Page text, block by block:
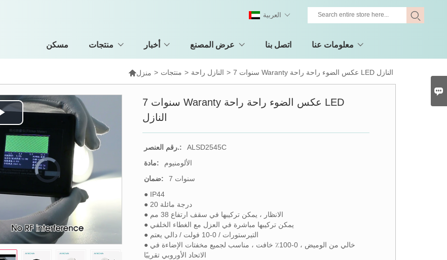
مسكن منتجات أخبار عرض المصنع اتصل بنا معلومات عنا
العربية
منزل > منتجات > النازل راحة > 7 سنوات Waranty عكس الضوء راحة راحة LED النازل
Video
Player
is
loading.
Play
Video
7 سنوات Waranty عكس الضوء راحة راحة LED
النازل
رقم العنصر.:
ALSD2545C
مادة:
الألومنيوم
ضمان:
7 سنوات
● IP44
● 20 درجة مائلة
● الانظار ، يمكن تركيبها في سقف ارتفاع 38 مم
● يمكن تركيبها مباشرة في العزل مع الغطاء الخلفي
● التيرستورات / 0-10 فولت / دالي يعتم
● خالي من الوميض ، 0-100٪ خافت ، مناسب لجميع مخفتات الإضاءة في
الاتحاد الأوروبي تقريبًا
